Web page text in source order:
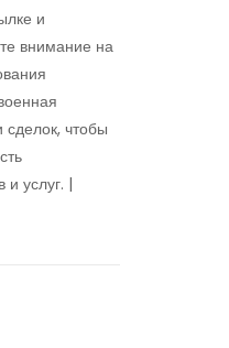
и
внимание на
сделок, чтобы
услуг. |